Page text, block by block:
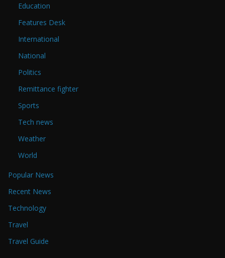
Education
Features Desk
International
National
Politics
Remittance fighter
Sports
Tech news
Weather
World
Popular News
Recent News
Technology
Travel
Travel Guide